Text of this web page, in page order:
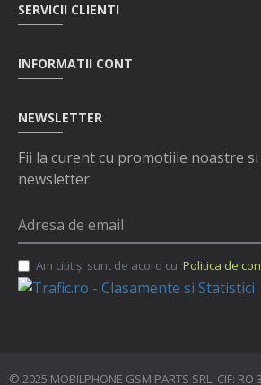
SERVICII CLIENTI
INFORMATII CONT
NEWSLETTER
Fii la curent cu promotiile noastre
newsletter
Am citit şi sunt de acord cu Politica de
© 2025 MOBILPHONE GSM PARTS SRL, CIF: